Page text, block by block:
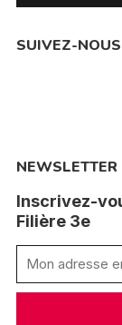
SUIVEZ-NOUS
NEWSLETTER
Inscrivez-
Filière 3e